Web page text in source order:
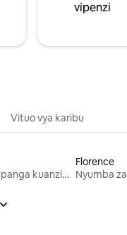
vipenzi
Vituo vya karibu
Nyumba za kupanga kuanzia mwezi mmoja
Florence